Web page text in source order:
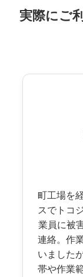
実際にご
町工場を
スでトコ
業員に被
連絡。作
いました
帯や作業